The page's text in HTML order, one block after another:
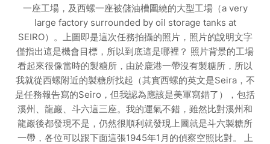
一座工場，及西螺一座被儲油槽圍繞的大型工場（a very
large factory surrounded by oil storage tanks at
SEIRO）。上圖即是這次任務拍攝的照片，照片的說明文字
僅指出這是機會目標，所以到底這是哪裡？ 照片背景的工場
看起來很像當時的製糖所，由於鹿港一帶沒有製糖所，所以
我就從西螺附近的製糖所找起（其實西螺的英文是Seira，不
是任務報告寫的Seiro，但我認為應該是美軍寫錯了），包括
溪州、龍巖、斗六這三座。我的運氣不錯，雖然比對溪州和
龍巖後都發現不是，仍然很順利就發現上圖就是斗六製糖所
一帶，各位可以跟下面這張1945年1月的偵察空照比對。 上